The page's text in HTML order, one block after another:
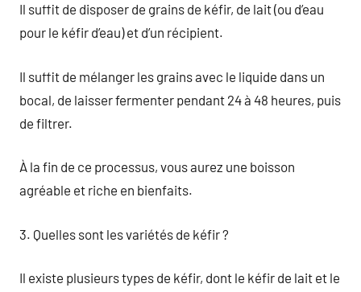
Il suffit de disposer de grains de kéfir, de lait (ou d’eau
pour le kéfir d’eau) et d’un récipient.
Il suffit de mélanger les grains avec le liquide dans un
bocal, de laisser fermenter pendant 24 à 48 heures, puis
de filtrer.
À la fin de ce processus, vous aurez une boisson
agréable et riche en bienfaits.
3. Quelles sont les variétés de kéfir ?
Il existe plusieurs types de kéfir, dont le kéfir de lait et le